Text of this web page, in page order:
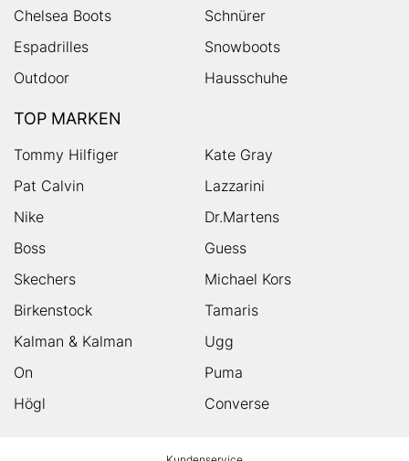
Chelsea Boots
Schnürer
Espadrilles
Snowboots
Outdoor
Hausschuhe
TOP MARKEN
Tommy Hilfiger
Kate Gray
Pat Calvin
Lazzarini
Nike
Dr.Martens
Boss
Guess
Skechers
Michael Kors
Birkenstock
Tamaris
Kalman & Kalman
Ugg
On
Puma
Högl
Converse